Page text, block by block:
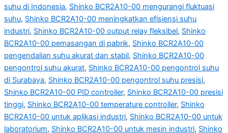
suhu di Indonesia, Shinko BCR2A10-00 mengurangi fluktuasi
suhu, Shinko BCR2A10-00 meningkatkan efisiensi suhu
industri, Shinko BCR2A10-00 output relay fleksibel, Shinko
BCR2A10-00 pemasangan di pabrik, Shinko BCR2A10-00
pengendalian suhu akurat dan stabil, Shinko BCR2A10-00
pengontrol suhu akurat, Shinko BCR2A10-00 pengontrol suhu
di Surabaya, Shinko BCR2A10-00 pengontrol suhu presisi,
Shinko BCR2A10-00 PID controller, Shinko BCR2A10-00 presisi
tinggi, Shinko BCR2A10-00 temperature controller, Shinko
BCR2A10-00 untuk aplikasi industri, Shinko BCR2A10-00 untuk
laboratorium, Shinko BCR2A10-00 untuk mesin industri, Shinko